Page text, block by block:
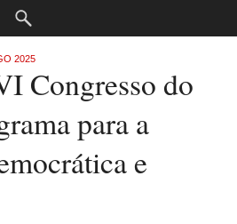
2025
Congresso do
para a
e